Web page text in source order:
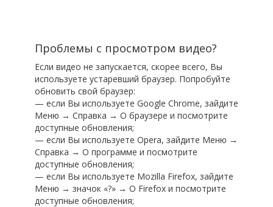
Проблемы с просмотром видео?
Если видео не запускается, скорее всего, Вы
используете устаревший браузер. Попробуйте
обновить свой браузер:
— если Вы используете Google Chrome, зайдите
Меню → Справка → О браузере и посмотрите
доступные обновления;
— если Вы используете Opera, зайдите Меню →
Справка → О программе и посмотрите
доступные обновления;
— если Вы используете Mozilla Firefox, зайдите
Меню → значок «?» → О Firefox и посмотрите
доступные обновления;